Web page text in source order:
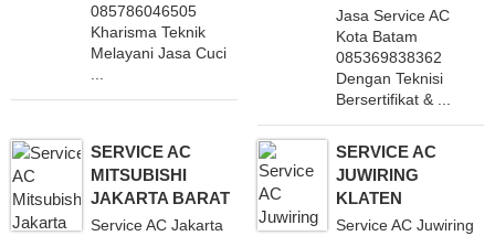
085786046505
Kharisma Teknik
Melayani Jasa Cuci
Jasa Service AC
Kota Batam
085369838362
Dengan Teknisi
Bersertifikat & ...
SERVICE AC
MITSUBISHI
JAKARTA BARAT
Service AC Jakarta
SERVICE AC
JUWIRING
KLATEN
Service AC Juwiring